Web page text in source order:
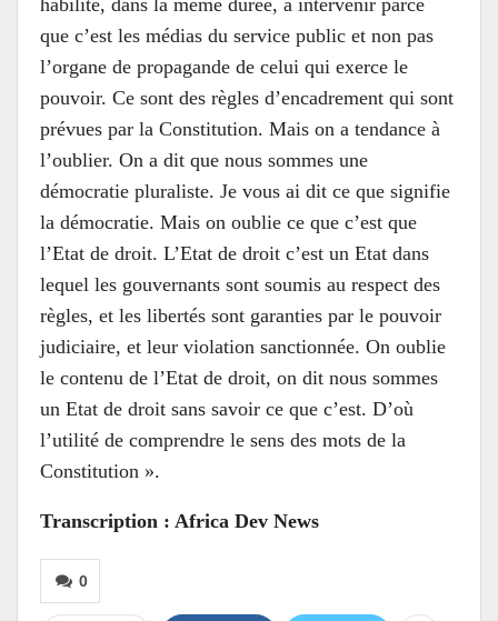
habilité, dans la même durée, à intervenir parce
que c’est les médias du service public et non pas
l’organe de propagande de celui qui exerce le
pouvoir. Ce sont des règles d’encadrement qui sont
prévues par la Constitution. Mais on a tendance à
l’oublier. On a dit que nous sommes une
démocratie pluraliste. Je vous ai dit ce que signifie
la démocratie. Mais on oublie ce que c’est que
l’Etat de droit. L’Etat de droit c’est un Etat dans
lequel les gouvernants sont soumis au respect des
règles, et les libertés sont garanties par le pouvoir
judiciaire, et leur violation sanctionnée. On oublie
le contenu de l’Etat de droit, on dit nous sommes
un Etat de droit sans savoir ce que c’est. D’où
l’utilité de comprendre le sens des mots de la
Constitution ».
Transcription : Africa Dev News
0